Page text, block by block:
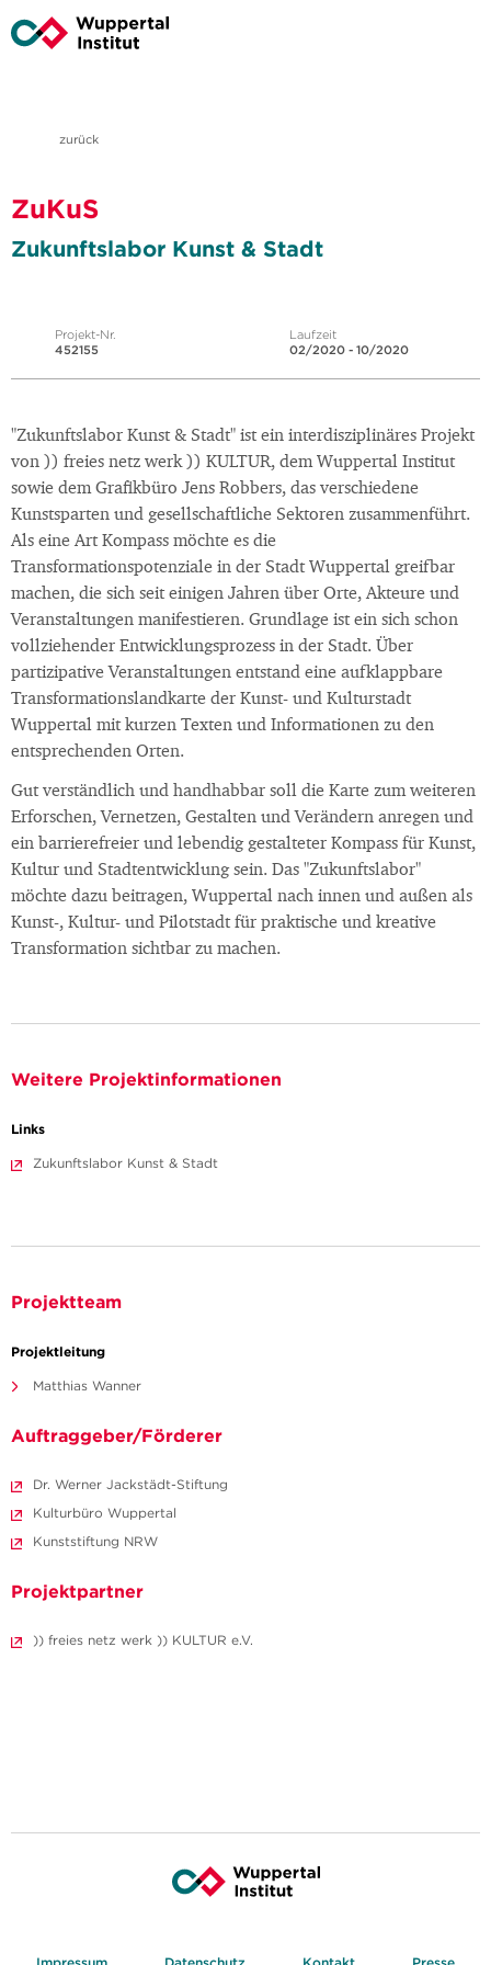
zurück
ZuKuS
Zukunftslabor Kunst & Stadt
Projekt-Nr.
452155
Laufzeit
02/2020 - 10/2020
"Zukunftslabor Kunst & Stadt" ist ein interdisziplinäres Projekt
von )) freies netz werk )) KULTUR, dem Wuppertal Institut
sowie dem Grafikbüro Jens Robbers, das verschiedene
Kunstsparten und gesellschaftliche Sektoren zusammenführt.
Als eine Art Kompass möchte es die
Transformationspotenziale in der Stadt Wuppertal greifbar
machen, die sich seit einigen Jahren über Orte, Akteure und
Veranstaltungen manifestieren. Grundlage ist ein sich schon
vollziehender Entwicklungsprozess in der Stadt. Über
partizipative Veranstaltungen entstand eine aufklappbare
Transformationslandkarte der Kunst- und Kulturstadt
Wuppertal mit kurzen Texten und Informationen zu den
entsprechenden Orten.
Gut verständlich und handhabbar soll die Karte zum weiteren
Erforschen, Vernetzen, Gestalten und Verändern anregen und
ein barrierefreier und lebendig gestalteter Kompass für Kunst,
Kultur und Stadtentwicklung sein. Das "Zukunftslabor"
möchte dazu beitragen, Wuppertal nach innen und außen als
Kunst-, Kultur- und Pilotstadt für praktische und kreative
Transformation sichtbar zu machen.
Weitere Projektinformationen
Links
Zukunftslabor Kunst & Stadt
Projektteam
Projektleitung
Matthias Wanner
Auftraggeber/Förderer
Dr. Werner Jackstädt-Stiftung
Kulturbüro Wuppertal
Kunststiftung NRW
Projektpartner
)) freies netz werk )) KULTUR e.V.